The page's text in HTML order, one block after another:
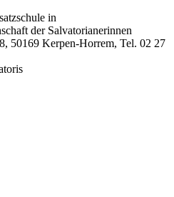
in
der Salvatorianerinnen
50169 Kerpen-Horrem, Tel. 02 27